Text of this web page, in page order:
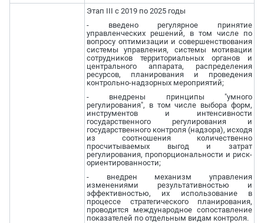
Этап III с 2019 по 2025 годы
- введено регулярное принятие
управленческих решений, в том числе по
вопросу оптимизации и совершенствования
системы управления, системы мотивации
сотрудников территориальных органов и
центрального аппарата, распределения
ресурсов, планирования и проведения
контрольно-надзорных мероприятий;
- внедрены принципы "умного
регулирования", в том числе выбора форм,
инструментов и интенсивности
государственного регулирования и
государственного контроля (надзора), исходя
из соотношения количественно
просчитываемых выгод и затрат
регулирования, пропорциональности и риск-
ориентированности;
- внедрен механизм управления
изменениями результативностью и
эффективностью, их использование в
процессе стратегического планирования,
проводится международное сопоставление
показателей по отдельным видам контроля.